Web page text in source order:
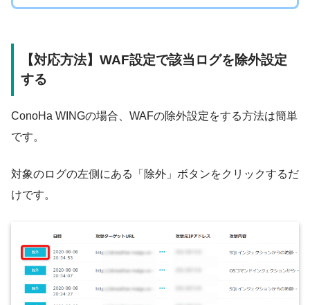
【対応方法】WAF設定で該当ログを除外設定
する
ConoHa WINGの場合、WAFの除外設定をする方法は簡単
です。
対象のログの左側にある「除外」ボタンをクリックするだ
けです。